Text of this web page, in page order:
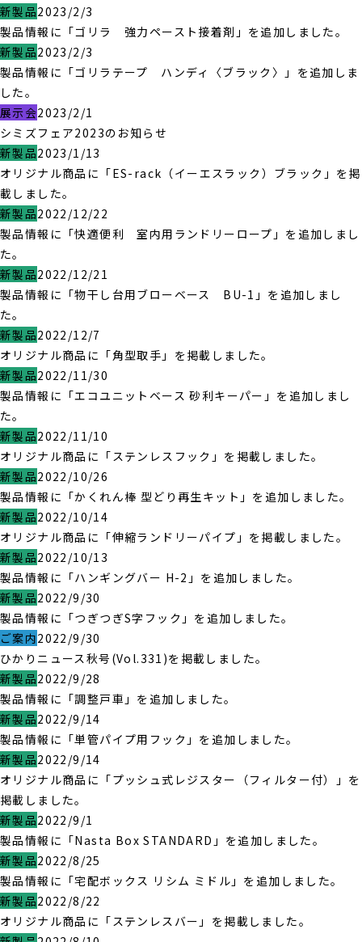
新製品2023/2/3
製品情報に「ゴリラ 強力ペースト接着剤」を追加しました。
新製品2023/2/3
製品情報に「ゴリラテープ ハンディ〈ブラック〉」を追加しま
した。
展示会2023/2/1
シミズフェア2023のお知らせ
新製品2023/1/13
オリジナル商品に「ES-rack（イーエスラック）ブラック」を掲
載しました。
新製品2022/12/22
製品情報に「快適便利 室内用ランドリーロープ」を追加しまし
た。
新製品2022/12/21
製品情報に「物干し台用ブローベース BU-1」を追加しまし
た。
新製品2022/12/7
オリジナル商品に「角型取手」を掲載しました。
新製品2022/11/30
製品情報に「エコユニットベース 砂利キーパー」を追加しまし
た。
新製品2022/11/10
オリジナル商品に「ステンレスフック」を掲載しました。
新製品2022/10/26
製品情報に「かくれん棒 型どり再生キット」を追加しました。
新製品2022/10/14
オリジナル商品に「伸縮ランドリーパイプ」を掲載しました。
新製品2022/10/13
製品情報に「ハンギングバー H-2」を追加しました。
新製品2022/9/30
製品情報に「つぎつぎS字フック」を追加しました。
ご案内2022/9/30
ひかりニュース秋号(Vol.331)を掲載しました。
新製品2022/9/28
製品情報に「調整戸車」を追加しました。
新製品2022/9/14
製品情報に「単管パイプ用フック」を追加しました。
新製品2022/9/14
オリジナル商品に「プッシュ式レジスター（フィルター付）」を
掲載しました。
新製品2022/9/1
製品情報に「Nasta Box STANDARD」を追加しました。
新製品2022/8/25
製品情報に「宅配ボックス リシム ミドル」を追加しました。
新製品2022/8/22
オリジナル商品に「ステンレスバー」を掲載しました。